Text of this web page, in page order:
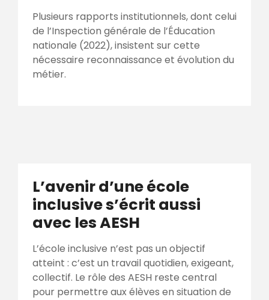
Plusieurs rapports institutionnels, dont celui
de l’Inspection générale de l’Éducation
nationale (2022), insistent sur cette
nécessaire reconnaissance et évolution du
métier.
L’avenir d’une école
inclusive s’écrit aussi
avec les AESH
L’école inclusive n’est pas un objectif
atteint : c’est un travail quotidien, exigeant,
collectif. Le rôle des AESH reste central
pour permettre aux élèves en situation de